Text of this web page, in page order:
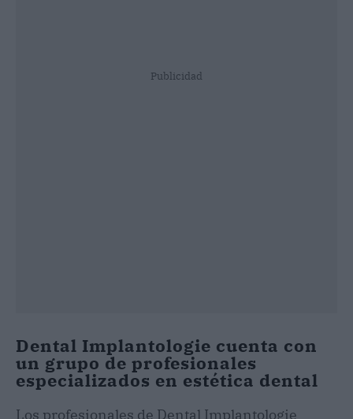
Publicidad
Dental Implantologie cuenta con
un grupo de profesionales
especializados en estética dental
Los profesionales de Dental Implantologie